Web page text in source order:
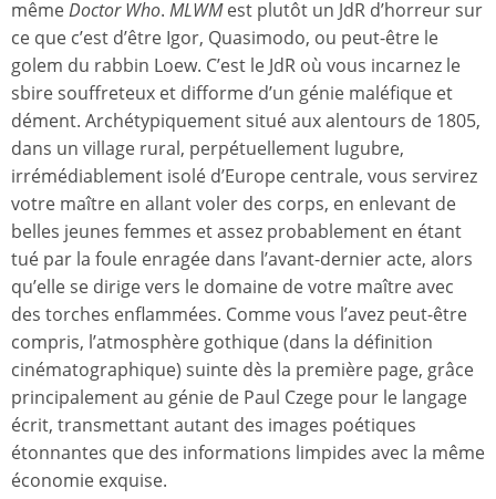
mêmeDoctor Who. MLWMest plutôt un JdR d’horreur sur
ce que c’est d’être Igor, Quasimodo, ou peut-être le
golem du rabbin Loew. C’est le JdR où vous incarnez le
sbire souffreteux et difforme d’un génie maléfique et
dément. Archétypiquement situé aux alentours de 1805,
dans un village rural, perpétuellement lugubre,
irrémédiablement isolé d’Europe centrale, vous servirez
votre maître en allant voler des corps, en enlevant de
belles jeunes femmes et assez probablement en étant
tué par la foule enragée dans l’avant-dernier acte, alors
qu’elle se dirige vers le domaine de votre maître avec
des torches enflammées. Comme vous l’avez peut-être
compris, l’atmosphère gothique (dans la définition
cinématographique) suinte dès la première page, grâce
principalement au génie de Paul Czege pour le langage
écrit, transmettant autant des images poétiques
étonnantes que des informations limpides avec la même
économie exquise.